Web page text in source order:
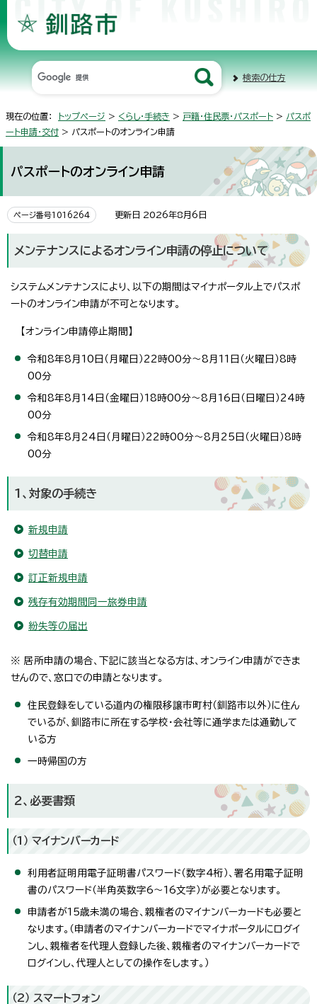
検索の仕方
現在の位置： トップページ > くらし・手続き > 戸籍・住民票・パスポート > パスポ
ート申請・交付 > パスポートのオンライン申請
パスポートのオンライン申請
ページ番号1016264 更新日 2026年8月6日
メンテナンスによるオンライン申請の停止について
システムメンテナンスにより、以下の期間はマイナポータル上でパスポ
ートのオンライン申請が不可となります。
【オンライン申請停止期間】
令和8年8月10日（月曜日）22時00分～8月11日（火曜日）8時
00分
令和8年8月14日（金曜日）18時00分～8月16日（日曜日）24時
00分
令和8年8月24日（月曜日）22時00分～8月25日（火曜日）8時
00分
1、対象の手続き
新規申請
切替申請
訂正新規申請
残存有効期間同一旅券申請
紛失等の届出
※ 居所申請の場合、下記に該当となる方は、オンライン申請ができま
せんので、窓口での申請となります。
住民登録をしている道内の権限移譲市町村（釧路市以外）に住ん
でいるが、釧路市に所在する学校・会社等に通学または通勤して
いる方
一時帰国の方
2、必要書類
（1） マイナンバーカード
利用者証明用電子証明書パスワード（数字4桁）、署名用電子証明
書のパスワード（半角英数字6～16文字）が必要となります。
申請者が15歳未満の場合、親権者のマイナンバーカードも必要と
なります。（申請者のマイナンバーカードでマイナポータルにログイ
ンし、親権者を代理人登録した後、親権者のマイナンバーカードで
ログインし、代理人としての操作をします。）
（2） スマートフォン